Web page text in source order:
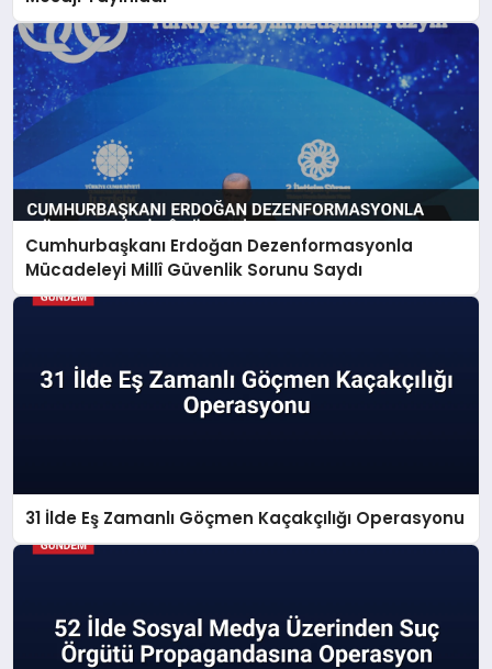
Cumhurbaşkanı Erdoğan Dezenformasyonla
Mücadeleyi Millî Güvenlik Sorunu Saydı
31 İlde Eş Zamanlı Göçmen Kaçakçılığı Operasyonu